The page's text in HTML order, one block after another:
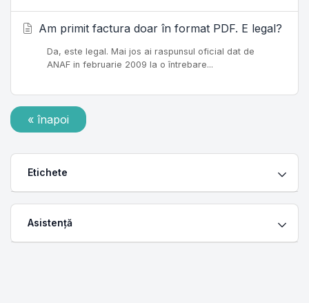
Am primit factura doar în format PDF. E legal?
Da, este legal. Mai jos ai raspunsul oficial dat de
ANAF in februarie 2009 la o întrebare...
« înapoi
Etichete
Asistență